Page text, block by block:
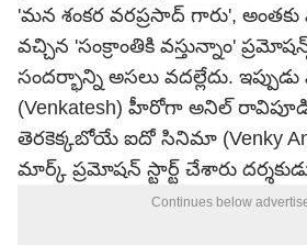
'మన శంకర వరప్రసాద్ గారు', అంతకు
వచ్చిన 'సంక్రాంతికి వస్తున్నాం'
సందర్భాన్ని అసలు వదల్లేదు. ఇప్పుడు
(Venkatesh) హీరోగా అనిల్
తెరకెక్కబోయే ఐదో సినిమా (Venky
మార్క్ ప్రమోషన్ స్టార్ట్ చేశారు
Continues below